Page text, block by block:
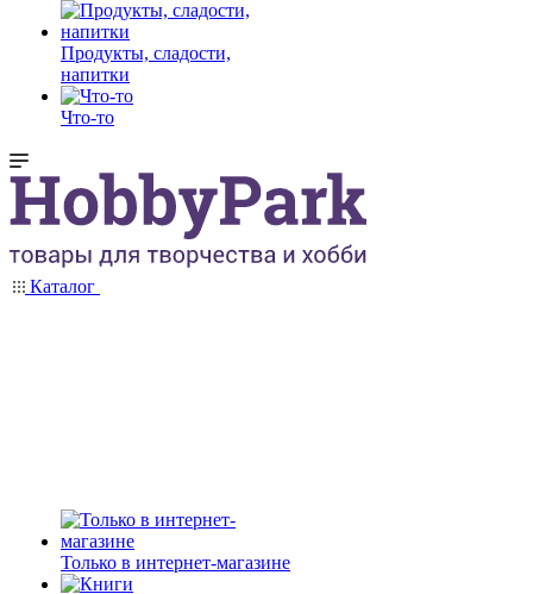
Продукты, сладости,
напитки
Что-то
Каталог
Только в интернет-магазине